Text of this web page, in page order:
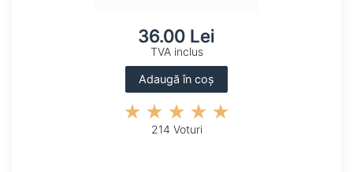
36.00 Lei
TVA inclus
Adaugă în coș
214 Voturi